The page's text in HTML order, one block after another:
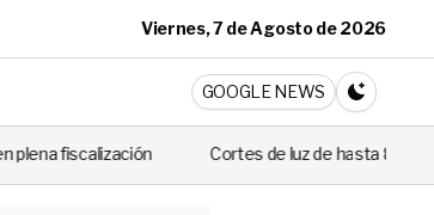
Viernes, 7 de Agosto de 2026
GOOGLE NEWS
CAMBIA A
Cortes de luz de hasta 8 horas afectarán este